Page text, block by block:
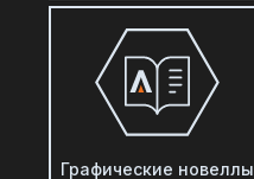
Графические новеллы